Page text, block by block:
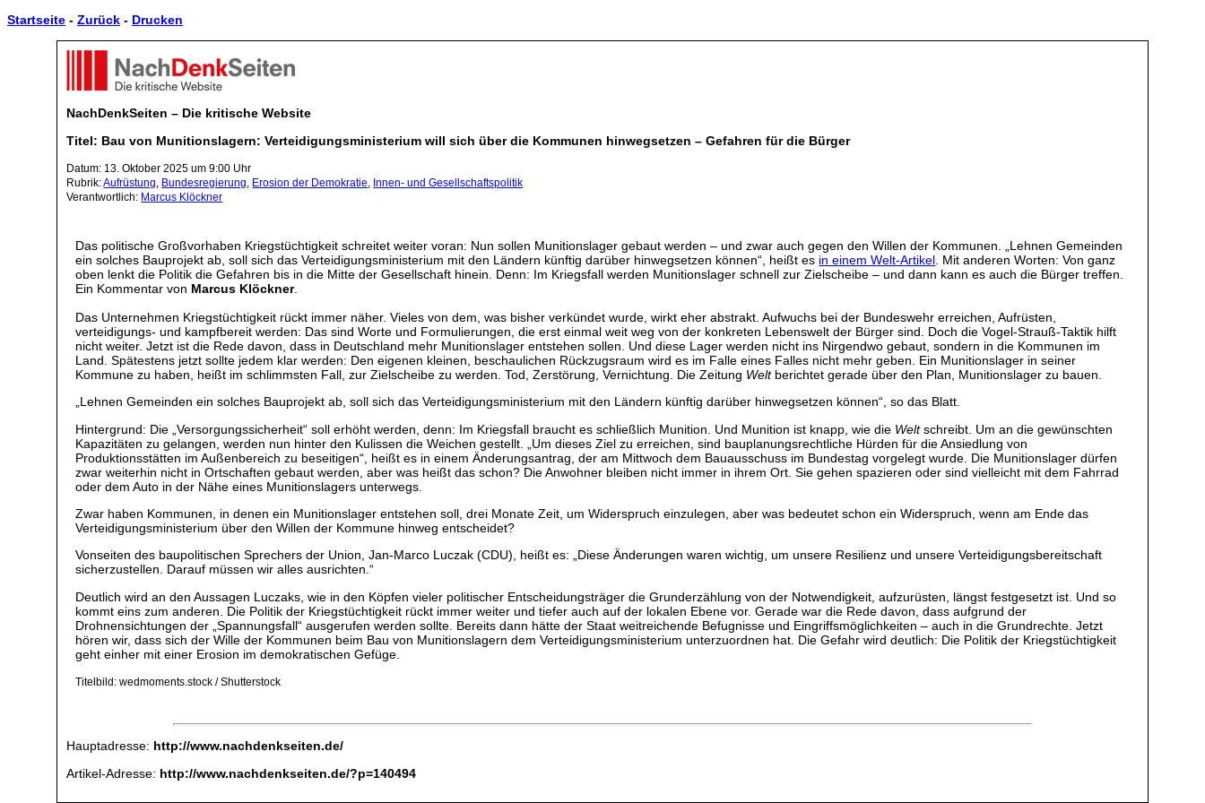
Startseite - Zurück - Drucken
NachDenkSeiten – Die kritische Website
Titel: Bau von Munitionslagern: Verteidigungsministerium will sich über die Kommunen hinwegsetzen – Gefahren für die Bürger
Datum: 13. Oktober 2025 um 9:00 Uhr
Rubrik:Aufrüstung, Bundesregierung, Erosion der Demokratie, Innen- und Gesellschaftspolitik
Verantwortlich: Marcus Klöckner
Das politische Großvorhaben Kriegstüchtigkeit schreitet weiter voran: Nun sollen Munitionslager gebaut werden – und zwar auch gegen den Willen der Kommunen. „Lehnen Gemeinden
ein solches Bauprojekt ab, soll sich das Verteidigungsministerium mit den Ländern künftig darüber hinwegsetzen können“, heißt es in einem Welt-Artikel . Mit anderen Worten: Von ganz
oben lenkt die Politik die Gefahren bis in die Mitte der Gesellschaft hinein. Denn: Im Kriegsfall werden Munitionslager schnell zur Zielscheibe – und dann kann es auch die Bürger treffen.
Ein Kommentar von Marcus Klöckner.
Das Unternehmen Kriegstüchtigkeit rückt immer näher. Vieles von dem, was bisher verkündet wurde, wirkt eher abstrakt. Aufwuchs bei der Bundeswehr erreichen, Aufrüsten,
verteidigungs- und kampfbereit werden: Das sind Worte und Formulierungen, die erst einmal weit weg von der konkreten Lebenswelt der Bürger sind. Doch die Vogel-Strauß-Taktik hilft
nicht weiter. Jetzt ist die Rede davon, dass in Deutschland mehr Munitionslager entstehen sollen. Und diese Lager werden nicht ins Nirgendwo gebaut, sondern in die Kommunen im
Land. Spätestens jetzt sollte jedem klar werden: Den eigenen kleinen, beschaulichen Rückzugsraum wird es im Falle eines Falles nicht mehr geben. Ein Munitionslager in seiner
Kommune zu haben, heißt im schlimmsten Fall, zur Zielscheibe zu werden. Tod, Zerstörung, Vernichtung. Die Zeitung Weltberichtet gerade über den Plan, Munitionslager zu bauen.
„Lehnen Gemeinden ein solches Bauprojekt ab, soll sich das Verteidigungsministerium mit den Ländern künftig darüber hinwegsetzen können“, so das Blatt.
Hintergrund: Die „Versorgungssicherheit“ soll erhöht werden, denn: Im Kriegsfall braucht es schließlich Munition. Und Munition ist knapp, wie die Weltschreibt. Um an die gewünschten
Kapazitäten zu gelangen, werden nun hinter den Kulissen die Weichen gestellt. „Um dieses Ziel zu erreichen, sind bauplanungsrechtliche Hürden für die Ansiedlung von
Produktionsstätten im Außenbereich zu beseitigen“, heißt es in einem Änderungsantrag, der am Mittwoch dem Bauausschuss im Bundestag vorgelegt wurde. Die Munitionslager dürfen
zwar weiterhin nicht in Ortschaften gebaut werden, aber was heißt das schon? Die Anwohner bleiben nicht immer in ihrem Ort. Sie gehen spazieren oder sind vielleicht mit dem Fahrrad
oder dem Auto in der Nähe eines Munitionslagers unterwegs.
Zwar haben Kommunen, in denen ein Munitionslager entstehen soll, drei Monate Zeit, um Widerspruch einzulegen, aber was bedeutet schon ein Widerspruch, wenn am Ende das
Verteidigungsministerium über den Willen der Kommune hinweg entscheidet?
Vonseiten des baupolitischen Sprechers der Union, Jan-Marco Luczak (CDU), heißt es: „Diese Änderungen waren wichtig, um unsere Resilienz und unsere Verteidigungsbereitschaft
sicherzustellen. Darauf müssen wir alles ausrichten.“
Deutlich wird an den Aussagen Luczaks, wie in den Köpfen vieler politischer Entscheidungsträger die Grunderzählung von der Notwendigkeit, aufzurüsten, längst festgesetzt ist. Und so
kommt eins zum anderen. Die Politik der Kriegstüchtigkeit rückt immer weiter und tiefer auch auf der lokalen Ebene vor. Gerade war die Rede davon, dass aufgrund der
Drohnensichtungen der „Spannungsfall“ ausgerufen werden sollte. Bereits dann hätte der Staat weitreichende Befugnisse und Eingriffsmöglichkeiten – auch in die Grundrechte. Jetzt
hören wir, dass sich der Wille der Kommunen beim Bau von Munitionslagern dem Verteidigungsministerium unterzuordnen hat. Die Gefahr wird deutlich: Die Politik der Kriegstüchtigkeit
geht einher mit einer Erosion im demokratischen Gefüge.
Titelbild: wedmoments.stock / Shutterstock
Hauptadresse: http://www.nachdenkseiten.de/
Artikel-Adresse: http://www.nachdenkseiten.de/?p=140494